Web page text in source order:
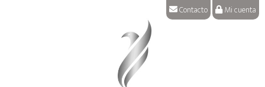
Contacto Mi cuenta